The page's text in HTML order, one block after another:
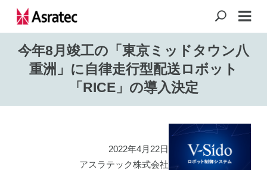
今年8月竣工の「東京ミッドタウン八
重洲」に自律走行型配送ロボット
「RICE」の導入決定
2022年4月22日
アスラテック株式会社